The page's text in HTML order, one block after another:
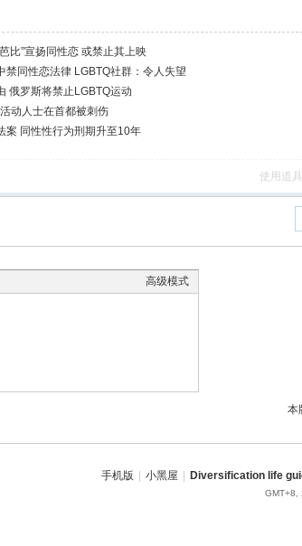
比”宣扬同性恋 或禁止其上映
禁同性恋法律 LGBTQ社群：令人失望
俄罗斯将禁止LGBTQ运动
动人士在首都被刺伤
案 同性性行为刑期升至10年
使用道具
高级模式
本
手机版 小黑屋 Diversification life
GMT+8,